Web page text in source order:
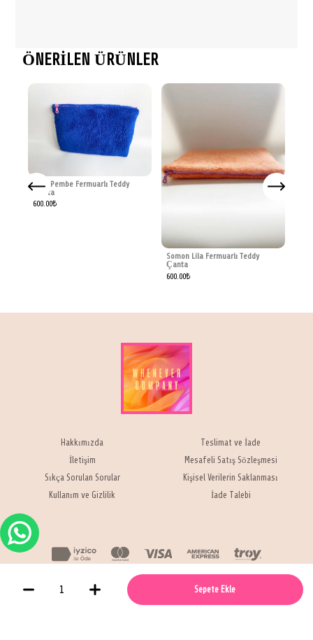
Sepete Ekle
ÖNERİLEN ÜRÜNLER
Saks Pembe Fermuarlı Teddy
Çanta
600.00₺
Somon Lila Fermuarlı Teddy
Çanta
600.00₺
Hakkımızda
İletişim
Sıkça Sorulan Sorular
Kullanım ve Gizlilik
Teslimat ve İade
Mesafeli Satış Sözleşmesi
Kişisel Verilerin Saklanması
İade Talebi
Whenever Company © 2021 -
Bu site
tarafından geliştirildi